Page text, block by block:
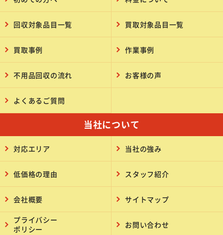
回収対象品目一覧 買取対象品目一覧
買取事例 作業事例
不用品回収の流れ お客様の声
よくあるご質問
当社について
対応エリア 当社の強み
低価格の理由 スタッフ紹介
会社概要 サイトマップ
プライバシー
ポリシー
お問い合わせ